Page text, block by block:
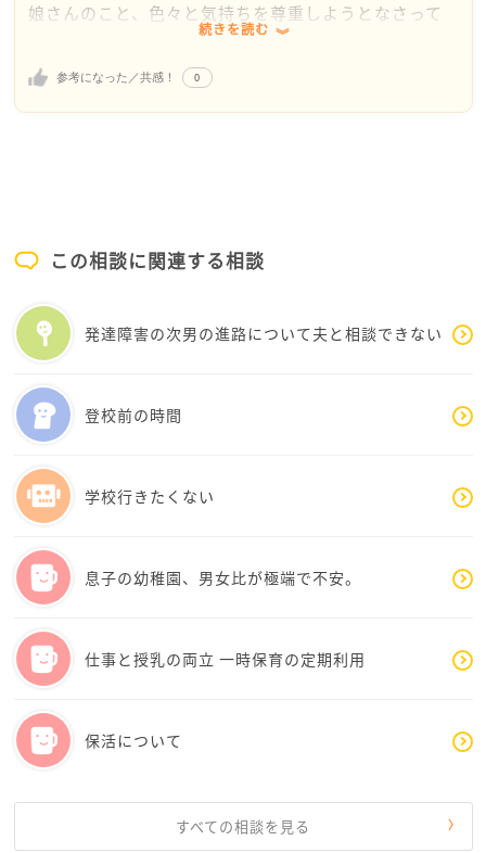
娘さんのこと、色々と気持ちを尊重しようとなさって
の葛藤、読んでいてまるで不快ではなく、お優しいの
だなと思いました。
難しいですよね。他人と比べずにいられればどんなに
最後は、娘さんが楽しいと思えているか、ただそれだ
けの気がします。
くてもよいのなら、れなさまは自信を持って応援して
あげてよいと思うのです。
番引きずらないと思います。
大切ですし、例えコンクールに出れなくても、お母さ
んが応援してくれていた、自分の踊りを認めてくれて
私は、それで大いに失敗した経験があり、結果ではな
くて、パフォーマンスそのものをもっと楽しんであげ
ればよかったと思っています。
どんな選択をしても間違いなんてないと思いますの
で、最後まで娘さんの1番のファンでいてあげてくださ
いね。
続きを読む
参考になった／共感！ 0
この相談に関連する相談
発達障害の次男の進路について夫と相談できない
登校前の時間
学校行きたくない
息子の幼稚園、男女比が極端で不安。
仕事と授乳の両立 一時保育の定期利用
保活について
すべての相談を見る